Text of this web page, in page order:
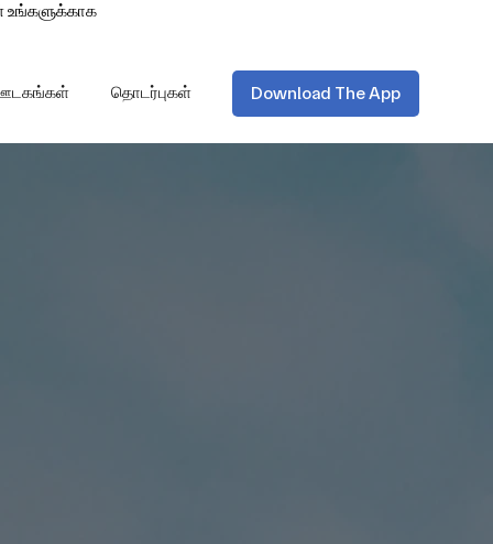
தொடர்புகள் Download The App
உங்களுக்காக